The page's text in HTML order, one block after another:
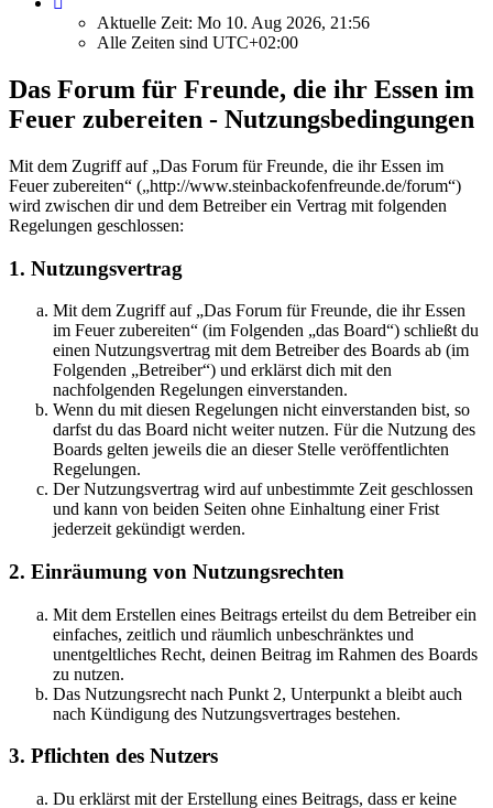
Aktuelle Zeit: Mo 10. Aug 2026, 21:56
Alle Zeiten sind UTC+02:00
Das Forum für Freunde, die ihr Essen im
Feuer zubereiten - Nutzungsbedingungen
Mit dem Zugriff auf „Das Forum für Freunde, die ihr Essen im
Feuer zubereiten“ („http://www.steinbackofenfreunde.de/forum“)
wird zwischen dir und dem Betreiber ein Vertrag mit folgenden
Regelungen geschlossen:
1. Nutzungsvertrag
Mit dem Zugriff auf „Das Forum für Freunde, die ihr Essen
im Feuer zubereiten“ (im Folgenden „das Board“) schließt du
einen Nutzungsvertrag mit dem Betreiber des Boards ab (im
Folgenden „Betreiber“) und erklärst dich mit den
nachfolgenden Regelungen einverstanden.
Wenn du mit diesen Regelungen nicht einverstanden bist, so
darfst du das Board nicht weiter nutzen. Für die Nutzung des
Boards gelten jeweils die an dieser Stelle veröffentlichten
Regelungen.
Der Nutzungsvertrag wird auf unbestimmte Zeit geschlossen
und kann von beiden Seiten ohne Einhaltung einer Frist
jederzeit gekündigt werden.
2. Einräumung von Nutzungsrechten
Mit dem Erstellen eines Beitrags erteilst du dem Betreiber ein
einfaches, zeitlich und räumlich unbeschränktes und
unentgeltliches Recht, deinen Beitrag im Rahmen des Boards
zu nutzen.
Das Nutzungsrecht nach Punkt 2, Unterpunkt a bleibt auch
nach Kündigung des Nutzungsvertrages bestehen.
3. Pflichten des Nutzers
Du erklärst mit der Erstellung eines Beitrags, dass er keine